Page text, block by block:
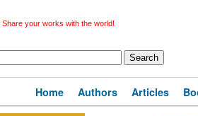
Share your works with the world!
Home Authors Articles